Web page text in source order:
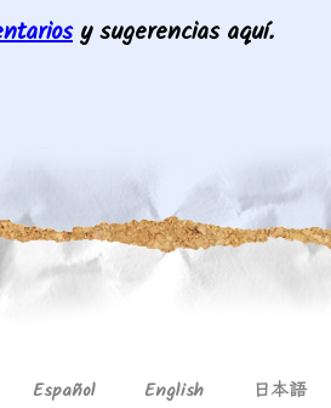
y sugerencias aquí.
Español English 日本語